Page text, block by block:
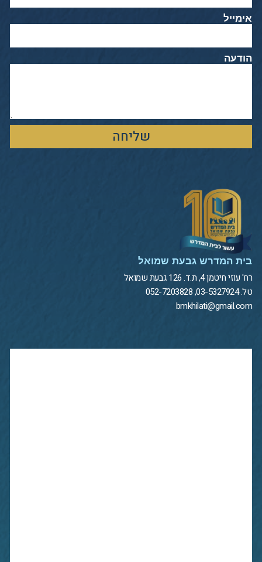
אימייל
הודעה
שליחה
בית המדרש גבעת שמואל
רח' עוזי חיטמן 4, ת.ד. 126 גבעת שמואל
טל. 03-5327924, 052-7203828
bmkhilati@gmail.com